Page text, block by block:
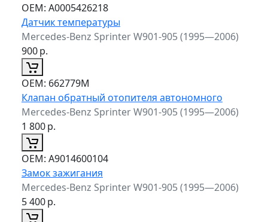
ОЕМ: A0005426218
Датчик температуры
Mercedes-Benz Sprinter W901-905 (1995—2006)
900р.
ОЕМ: 662779M
Клапан обратный отопителя автономного
Mercedes-Benz Sprinter W901-905 (1995—2006)
1 800р.
ОЕМ: A9014600104
Замок зажигания
Mercedes-Benz Sprinter W901-905 (1995—2006)
5 400р.